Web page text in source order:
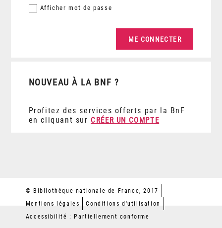
Afficher mot de passe
NOUVEAU À LA BNF ?
Profitez des services offerts par la BnF
en cliquant sur CRÉER UN COMPTE
© Bibliothèque nationale de France, 2017
Mentions légales
Conditions d'utilisation
Accessibilité : Partiellement conforme